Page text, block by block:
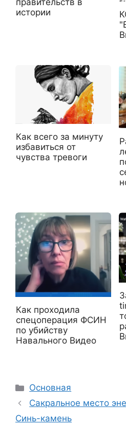
истории
Как всего за минуту
избавиться от
чувства тревоги
Как проходила
спецоперация ФСИН
по убийству
Навального Видео
Рубрики
Основная
Сакральное место
Синь-камень